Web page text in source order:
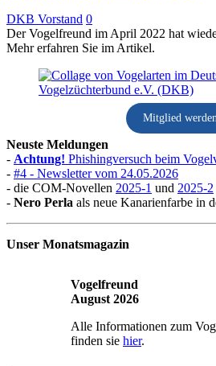
DKB Vorstand 0
Der Vogelfreund im April 2022 hat
Mehr erfahren Sie im Artikel.
Mitglied
Neuste Meldungen
- Achtung! Phishingversuch beim
- #4 - Newsletter vom 24.05.2026
- die COM-Novellen 2025-1 und 2025-2
- Nero Perla als neue Kanarienfarbe in
Unser Monatsmagazin
Vogelfreund
August 2026
Alle Informationen zum
finden sie hier.